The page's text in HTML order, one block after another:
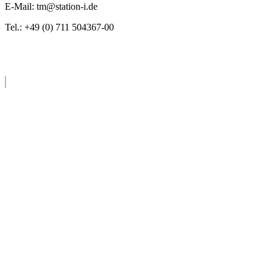
E-Mail: tm@station-i.de
Tel.: +49 (0) 711 504367-00